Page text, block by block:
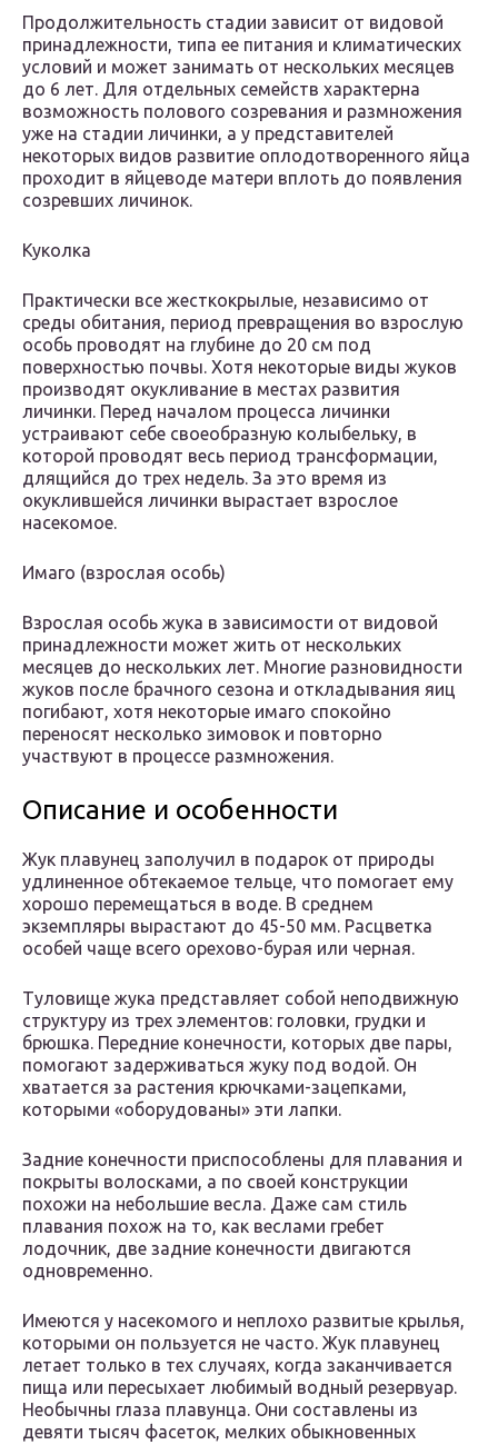
Продолжительность стадии зависит от видовой
принадлежности, типа ее питания и климатических
условий и может занимать от нескольких месяцев
до 6 лет. Для отдельных семейств характерна
возможность полового созревания и размножения
уже на стадии личинки, а у представителей
некоторых видов развитие оплодотворенного яйца
проходит в яйцеводе матери вплоть до появления
созревших личинок.
Куколка
Практически все жесткокрылые, независимо от
среды обитания, период превращения во взрослую
особь проводят на глубине до 20 см под
поверхностью почвы. Хотя некоторые виды жуков
производят окукливание в местах развития
личинки. Перед началом процесса личинки
устраивают себе своеобразную колыбельку, в
которой проводят весь период трансформации,
длящийся до трех недель. За это время из
окуклившейся личинки вырастает взрослое
насекомое.
Имаго (взрослая особь)
Взрослая особь жука в зависимости от видовой
принадлежности может жить от нескольких
месяцев до нескольких лет. Многие разновидности
жуков после брачного сезона и откладывания яиц
погибают, хотя некоторые имаго спокойно
переносят несколько зимовок и повторно
участвуют в процессе размножения.
Описание и особенности
Жук плавунец заполучил в подарок от природы
удлиненное обтекаемое тельце, что помогает ему
хорошо перемещаться в воде. В среднем
экземпляры вырастают до 45-50 мм. Расцветка
особей чаще всего орехово-бурая или черная.
Туловище жука представляет собой неподвижную
структуру из трех элементов: головки, грудки и
брюшка. Передние конечности, которых две пары,
помогают задерживаться жуку под водой. Он
хватается за растения крючками-зацепками,
которыми «оборудованы» эти лапки.
Задние конечности приспособлены для плавания и
покрыты волосками, а по своей конструкции
похожи на небольшие весла. Даже сам стиль
плавания похож на то, как веслами гребет
лодочник, две задние конечности двигаются
одновременно.
Имеются у насекомого и неплохо развитые крылья,
которыми он пользуется не часто. Жук плавунец
летает только в тех случаях, когда заканчивается
пища или пересыхает любимый водный резервуар.
Необычны глаза плавунца. Они составлены из
девяти тысяч фасеток, мелких обыкновенных